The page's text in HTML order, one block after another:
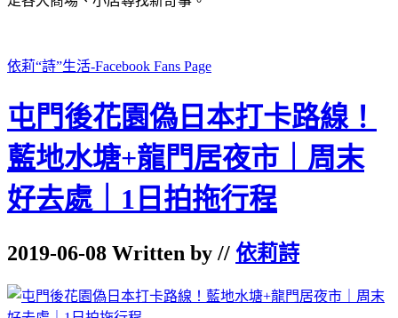
依莉“詩”生活-Facebook Fans Page
屯門後花園偽日本打卡路線！
藍地水塘+龍門居夜市｜周末
好去處｜1日拍拖行程
2019-06-08 Written by // 依莉詩